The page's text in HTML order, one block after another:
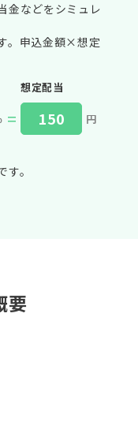
金などをシミュレ
。申込金額×想定
=
想定配当
円
。
要